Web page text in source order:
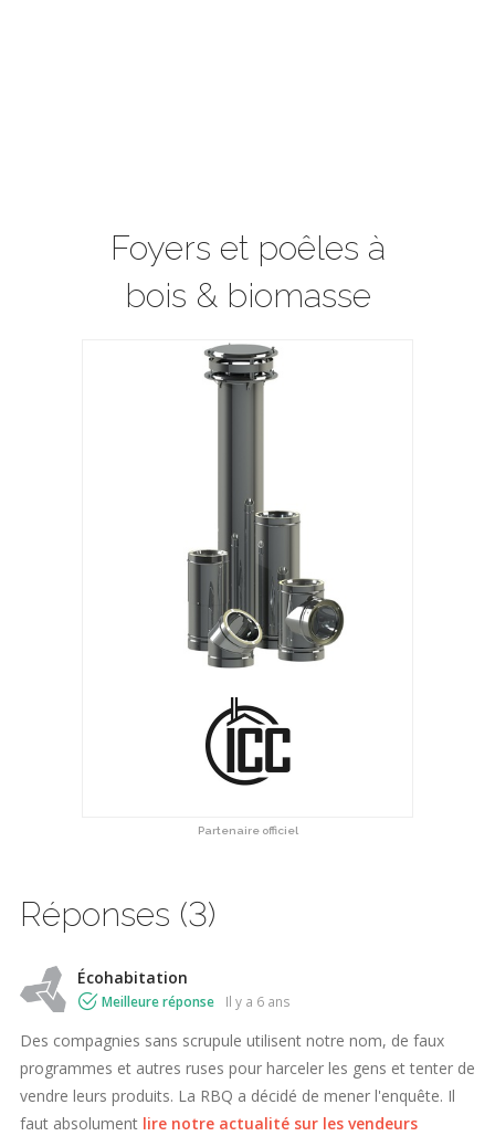
Foyers et poêles à
bois & biomasse
Partenaire officiel
Réponses (3)
Écohabitation
Meilleure réponse il y a 6 ans
Des compagnies sans scrupule utilisent notre nom, de faux
programmes et autres ruses pour harceler les gens et tenter de
vendre leurs produits. La RBQ a décidé de mener l'enquête. Il
faut absolument lire notre actualité sur les vendeurs